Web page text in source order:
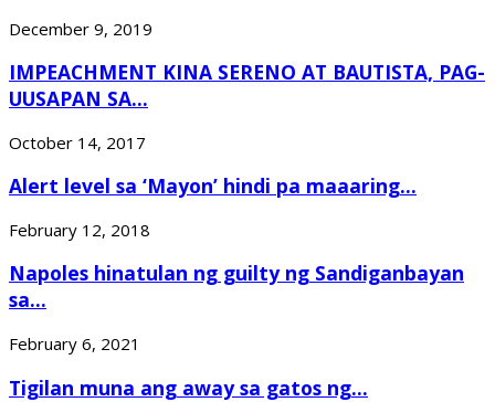
December 9, 2019
IMPEACHMENT KINA SERENO AT BAUTISTA, PAG-
UUSAPAN SA...
October 14, 2017
Alert level sa ‘Mayon’ hindi pa maaaring...
February 12, 2018
Napoles hinatulan ng guilty ng Sandiganbayan
sa...
February 6, 2021
Tigilan muna ang away sa gatos ng...